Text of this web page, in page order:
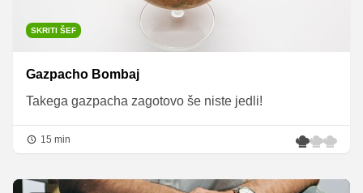
SKRITI ŠEF
Gazpacho Bombaj
Takega gazpacha zagotovo še niste jedli!
15 min